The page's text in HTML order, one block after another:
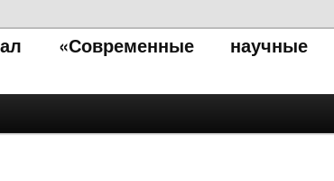
«Современные научные